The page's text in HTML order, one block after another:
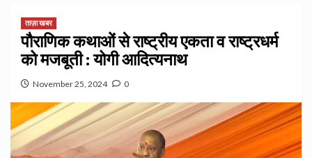
ताज़ा खबर
पौराणिक कथाओं से राष्ट्रीय एकता व राष्ट्रधर्म
को मजबूती : योगी आदित्यनाथ
November 25, 2024 0